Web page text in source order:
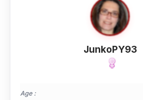
JunkoPY93
Age :